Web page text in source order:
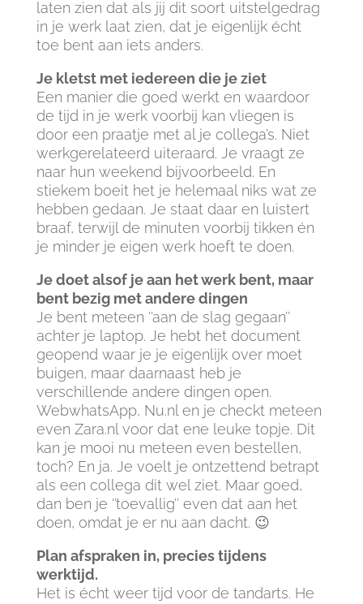
laten zien dat als jij dit soort uitstelgedrag
in je werk laat zien, dat je eigenlijk écht
toe bent aan iets anders.
Je kletst met iedereen die je ziet
Een manier die goed werkt en waardoor
de tijd in je werk voorbij kan vliegen is
door een praatje met al je collega’s. Niet
werkgerelateerd uiteraard. Je vraagt ze
naar hun weekend bijvoorbeeld. En
stiekem boeit het je helemaal niks wat ze
hebben gedaan. Je staat daar en luistert
braaf, terwijl de minuten voorbij tikken én
je minder je eigen werk hoeft te doen.
Je doet alsof je aan het werk bent, maar
bent bezig met andere dingen
Je bent meteen ‘’aan de slag gegaan’’
achter je laptop. Je hebt het document
geopend waar je je eigenlijk over moet
buigen, maar daarnaast heb je
verschillende andere dingen open.
WebwhatsApp, Nu.nl en je checkt meteen
even Zara.nl voor dat ene leuke topje. Dit
kan je mooi nu meteen even bestellen,
toch? En ja. Je voelt je ontzettend betrapt
als een collega dit wel ziet. Maar goed,
dan ben je ‘’toevallig’’ even dat aan het
doen, omdat je er nu aan dacht. 😉
Plan afspraken in, precies tijdens
werktijd.
Het is écht weer tijd voor de tandarts. He